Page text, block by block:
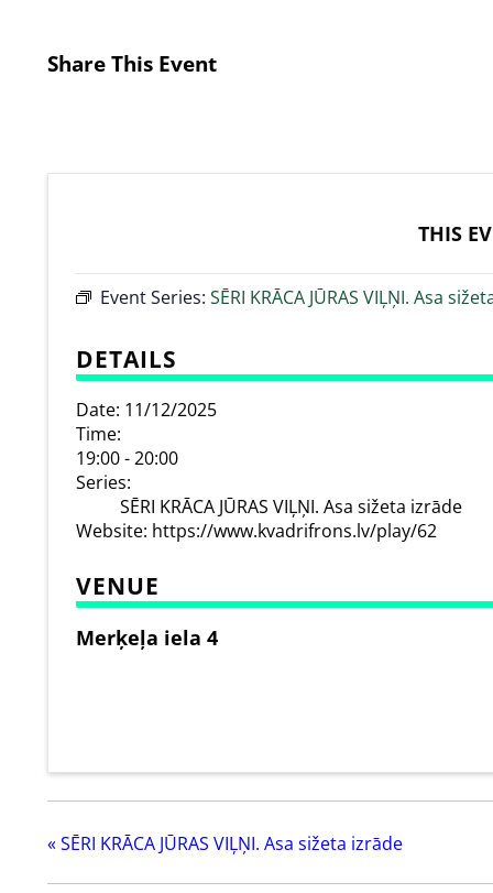
Share This Event
THIS
Event Series: SĒRI KRĀCA JŪRAS VIĻŅI. Asa
DETAILS
Date: 11/12/2025
Time:
19:00 - 20:00
Series:
SĒRI KRĀCA JŪRAS VIĻŅI. Asa sižeta izrāde
Website: https://www.kvadrifrons.lv/play/62
VENUE
Merķeļa iela 4
«SĒRI KRĀCA JŪRAS VIĻŅI. Asa sižeta izrāde